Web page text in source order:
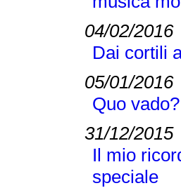
04/02/2016
Dai cortili
05/01/2016
Quo
31/12/2015
Il mio
speciale